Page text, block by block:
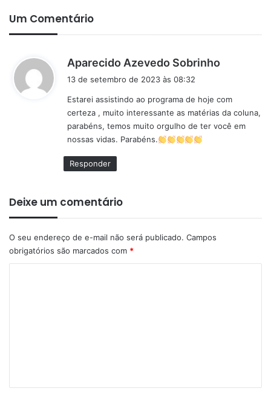
Um Comentário
Aparecido Azevedo Sobrinho
s
e
:
13 de setembro de 2023 às 08:32
Estarei assistindo ao programa de hoje com
certeza , muito interessante as matérias da coluna,
parabéns, temos muito orgulho de ter você em
nossas vidas. Parabéns.
Responder
Deixe um comentário
O seu endereço de e-mail não será publicado. Campos
obrigatórios são marcados com *